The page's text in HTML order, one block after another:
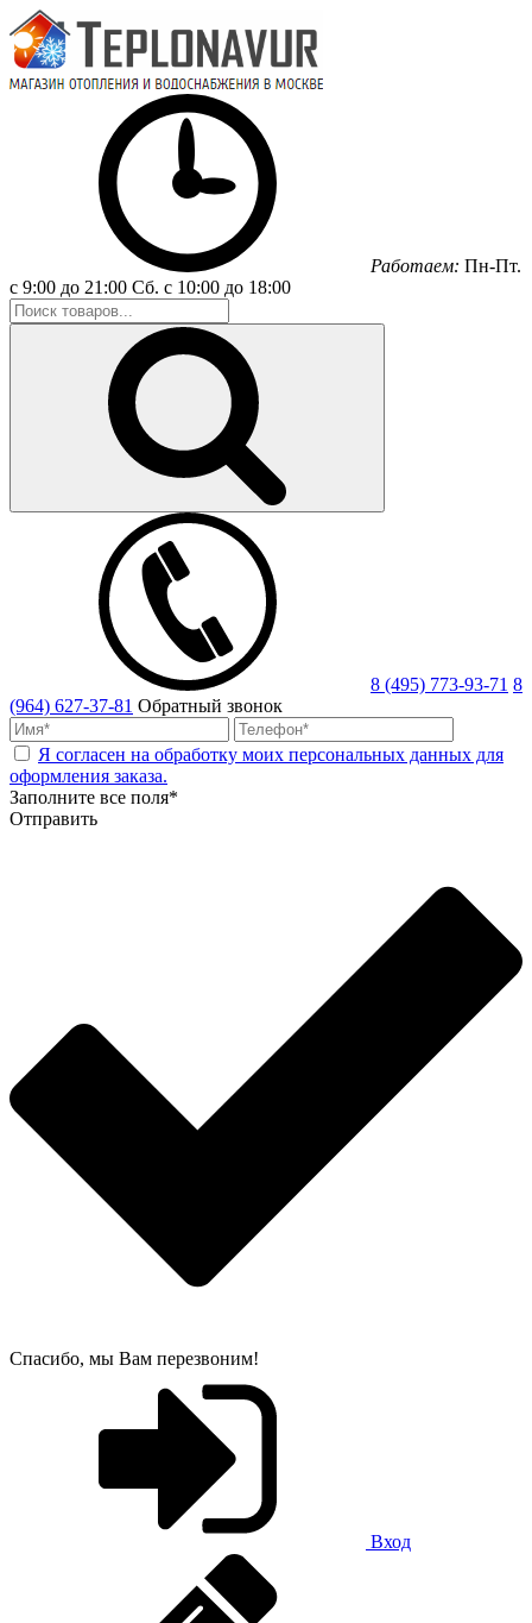
Работаем: Пн-Пт.
с 9:00 до 21:00 Сб. с 10:00 до 18:00
8 (495) 773-93-71 8
(964) 627-37-81 Обратный звонок
Я согласен на обработку моих персональных данных для
оформления заказа.
Заполните все поля*
Отправить
Спасибо, мы Вам перезвоним!
Вход